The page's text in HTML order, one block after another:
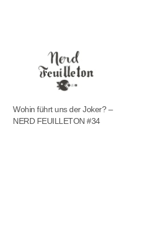
Wohin führt uns der Joker? –
NERD FEUILLETON #34